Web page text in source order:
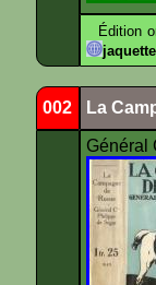
Édition
002 La
Général